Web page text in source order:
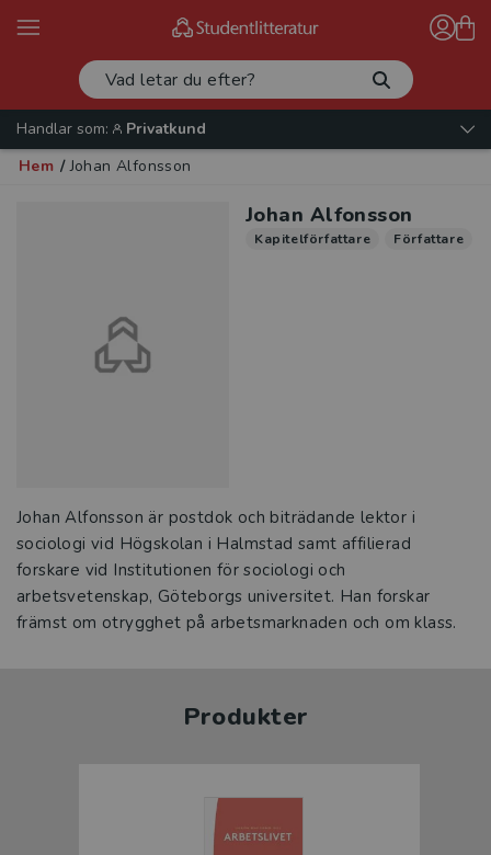
Handlar som:
Privatkund
Hem / Johan Alfonsson
Johan Alfonsson
Kapitelförfattare Författare
Johan Alfonsson är postdok och biträdande lektor i
sociologi vid Högskolan i Halmstad samt affilierad
forskare vid Institutionen för sociologi och
arbetsvetenskap, Göteborgs universitet. Han forskar
främst om otrygghet på arbetsmarknaden och om klass.
Produkter